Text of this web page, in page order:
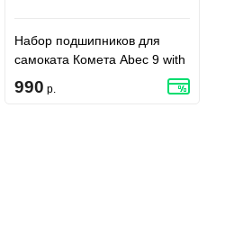
Набор подшипников для
самоката Комета Abec 9 with
Spacers - Violet
990 р.